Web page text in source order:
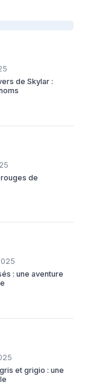
de Skylar :
de
: une aventure
et grigio : une